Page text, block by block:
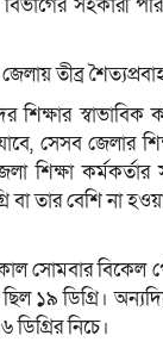
তীব্র
শিক্ষার
সেসব জেলার
শিক্ষা
বা তার বেশি না
বিকেল
ছিল ১৯ ডিগ্রি।
ডিগ্রির নিচে।